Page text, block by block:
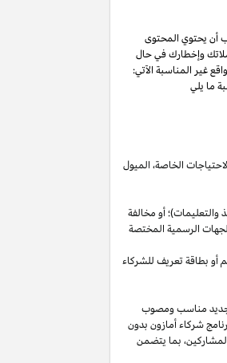
أن يحتوي المحتوى
وإخطارك في حال
غير المناسبة الآتي:
ما يلي
الخاصة، الميول
أو مخالفة
الرسمية المختصة
أو بطاقة تعريف للشركاء
مناسب ومصوب
شركاء أمازون بدون
بما يتضمن